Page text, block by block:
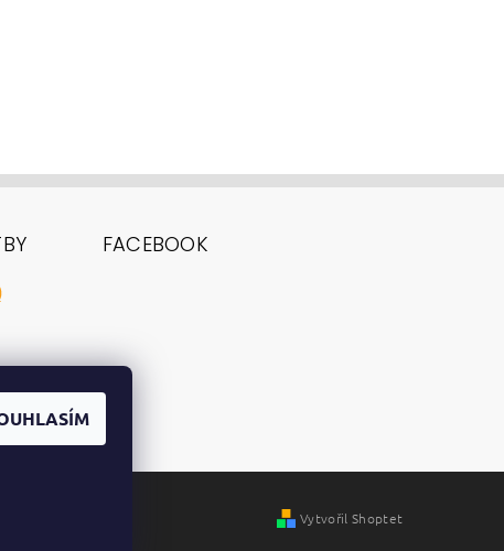
FACEBOOK
Vytvořil Shoptet